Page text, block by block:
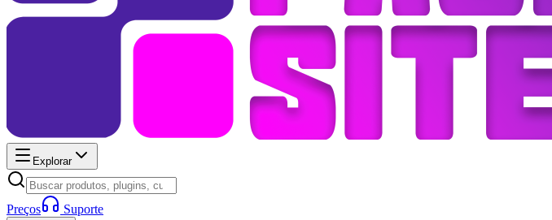
Explorar
Preços Suporte